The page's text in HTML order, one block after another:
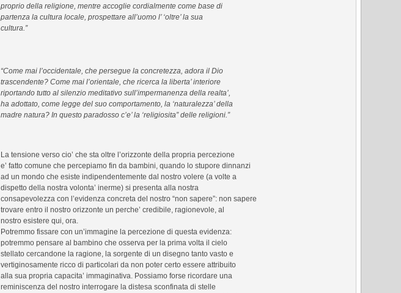
proprio della religione, mentre accoglie cordialmente come base di
partenza la cultura locale, prospettare all’uomo l’ ‘oltre’ la sua
cultura.”
“Come mai l’occidentale, che persegue la concretezza, adora il Dio
trascendente? Come mai l’orientale, che ricerca la liberta’ interiore
riportando tutto al silenzio meditativo sull’impermanenza della realta’,
ha adottato, come legge del suo comportamento, la ‘naturalezza’ della
madre natura? In questo paradosso c’e’ la ‘religiosita” delle religioni.”
La tensione verso cio’ che sta oltre l’orizzonte della propria percezione
e’ fatto comune che percepiamo fin da bambini, quando lo stupore dinnanzi
ad un mondo che esiste indipendentemente dal nostro volere (a volte a
dispetto della nostra volonta’ inerme) si presenta alla nostra
consapevolezza con l’evidenza concreta del nostro “non sapere”: non sapere
trovare entro il nostro orizzonte un perche’ credibile, ragionevole, al
nostro esistere qui, ora.
Potremmo fissare con un’immagine la percezione di questa evidenza:
potremmo pensare al bambino che osserva per la prima volta il cielo
stellato cercandone la ragione, la sorgente di un disegno tanto vasto e
vertiginosamente ricco di particolari da non poter certo essere attribuito
alla sua propria capacita’ immaginativa. Possiamo forse ricordare una
reminiscenza del nostro interrogare la distesa sconfinata di stelle